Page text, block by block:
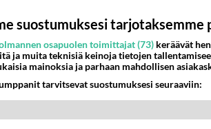
uupumuksessa lopulta on kyse ja miten
suostumuksesi tarjotaksemme
osapuolen toimittajat (73) keräävät
ja muita teknisiä keinoja tietojen
mainoksia ja parhaan mahdollisen
tarvitsevat suostumuksesi seuraaviin: